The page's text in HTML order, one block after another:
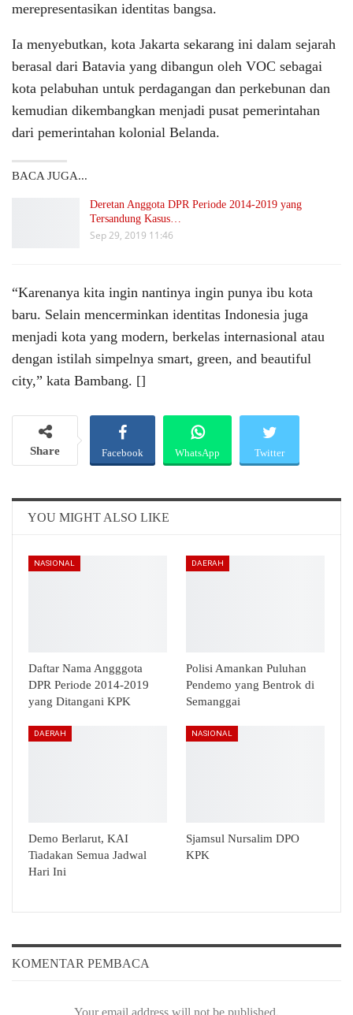
merepresentasikan identitas bangsa.
Ia menyebutkan, kota Jakarta sekarang ini dalam sejarah
berasal dari Batavia yang dibangun oleh VOC sebagai
kota pelabuhan untuk perdagangan dan perkebunan dan
kemudian dikembangkan menjadi pusat pemerintahan
dari pemerintahan kolonial Belanda.
BACA JUGA...
Deretan Anggota DPR Periode 2014-2019 yang
Tersandung Kasus…
Sep 29, 2019 11:46
“Karenanya kita ingin nantinya ingin punya ibu kota
baru. Selain mencerminkan identitas Indonesia juga
menjadi kota yang modern, berkelas internasional atau
dengan istilah simpelnya smart, green, and beautiful
city,” kata Bambang. []
Share Facebook WhatsApp Twitter
YOU MIGHT ALSO LIKE
NASIONAL
Daftar Nama Angggota
DPR Periode 2014-2019
yang Ditangani KPK
DAERAH
Polisi Amankan Puluhan
Pendemo yang Bentrok di
Semanggai
DAERAH
Demo Berlarut, KAI
Tiadakan Semua Jadwal
Hari Ini
NASIONAL
Sjamsul Nursalim DPO
KPK
KOMENTAR PEMBACA
Your email address will not be published.